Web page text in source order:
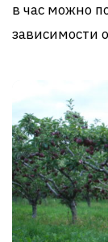
в час можно
зависимости